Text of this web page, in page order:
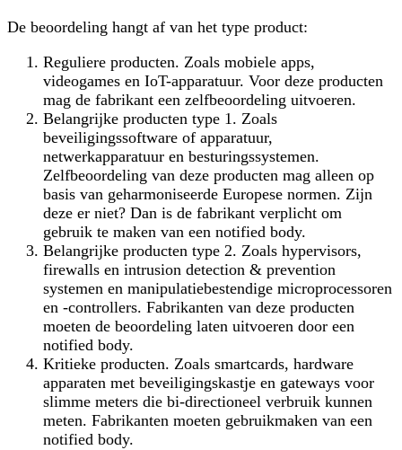
De beoordeling hangt af van het type product:
Reguliere producten. Zoals mobiele apps,
videogames en IoT-apparatuur. Voor deze producten
mag de fabrikant een zelfbeoordeling uitvoeren.
Belangrijke producten type 1. Zoals
beveiligingssoftware of apparatuur,
netwerkapparatuur en besturingssystemen.
Zelfbeoordeling van deze producten mag alleen op
basis van geharmoniseerde Europese normen. Zijn
deze er niet? Dan is de fabrikant verplicht om
gebruik te maken van een notified body.
Belangrijke producten type 2. Zoals hypervisors,
firewalls en intrusion detection & prevention
systemen en manipulatiebestendige microprocessoren
en -controllers. Fabrikanten van deze producten
moeten de beoordeling laten uitvoeren door een
notified body.
Kritieke producten. Zoals smartcards, hardware
apparaten met beveiligingskastje en gateways voor
slimme meters die bi-directioneel verbruik kunnen
meten. Fabrikanten moeten gebruikmaken van een
notified body.